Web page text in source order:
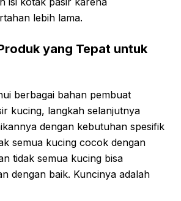
lebih lama.
yang Tepat untuk
berbagai bahan pembuat
kucing, langkah selanjutnya
dengan kebutuhan spesifik
semua kucing cocok dengan
tidak semua kucing bisa
dengan baik. Kuncinya adalah